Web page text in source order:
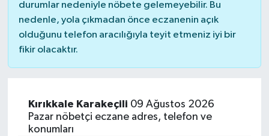
durumlar nedeniyle nöbete gelemeyebilir. Bu
nedenle, yola çıkmadan önce eczanenin açık
olduğunu telefon aracılığıyla teyit etmeniz iyi bir
fikir olacaktır.
Kırıkkale Karakeçili 09 Ağustos 2026
Pazar nöbetçi eczane adres, telefon ve
konumları